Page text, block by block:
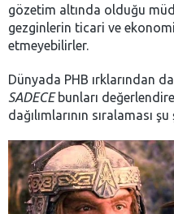
gözetim altında olduğu
gezginlerin ticari ve
etmeyebilirler.
Dünyada PHB ırklarından
SADECEbunları
dağılımlarının sıralaması